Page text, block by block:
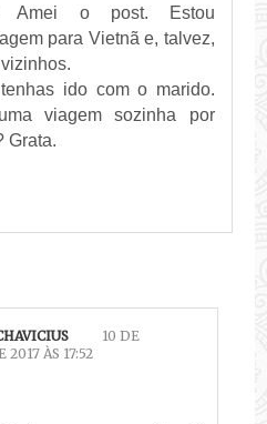
Amei o post. Estou
para Vietnã e, talvez,
ido com o marido.
viagem sozinha por
Grata.
10 DE
2017 ÀS 17:52